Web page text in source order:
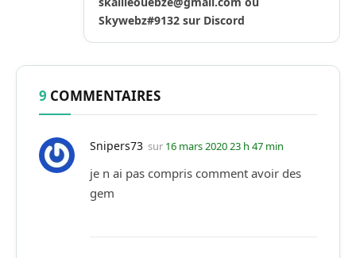
Skywebz#9132 sur Discord
9 COMMENTAIRES
Snipers73 sur 16 mars 2020 23 h 47 min
je n ai pas compris comment avoir des
gem